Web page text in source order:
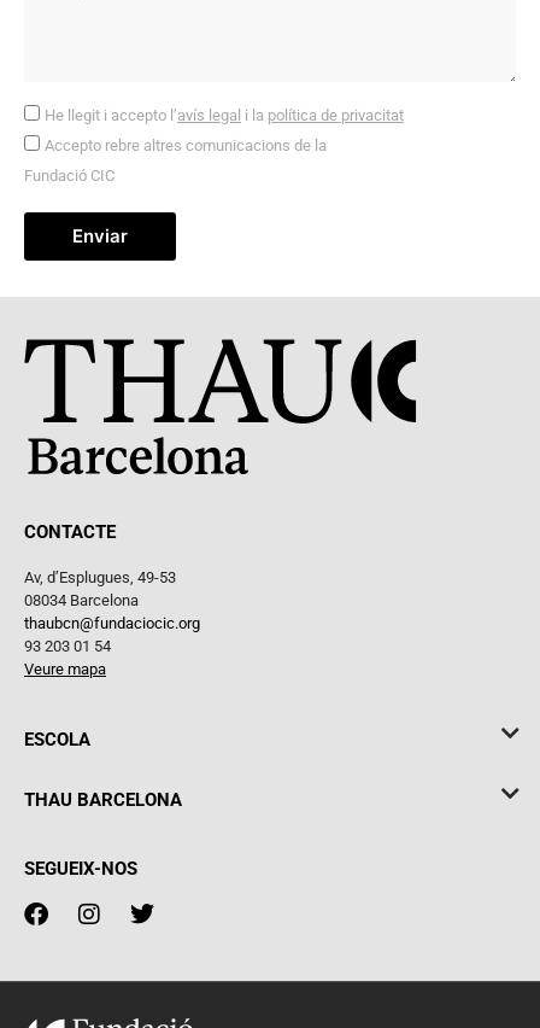
He llegit i accepto l’avís legal i la política de privacitat
Accepto rebre altres comunicacions de la
Fundació CIC
Enviar
CONTACTE
Av, d’Esplugues, 49-53
08034 Barcelona
thaubcn@fundaciocic.org
93 203 01 54
Veure mapa
ESCOLA
THAU BARCELONA
SEGUEIX-NOS